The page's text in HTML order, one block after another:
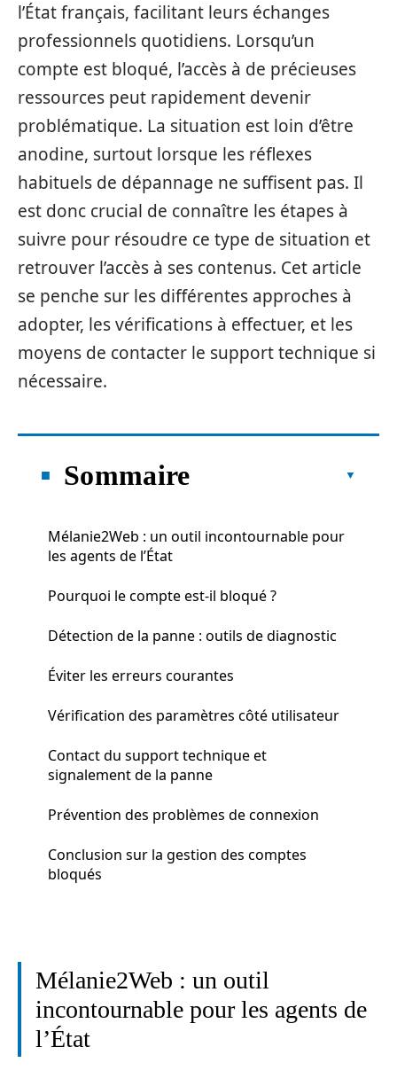
l’État français, facilitant leurs échanges
professionnels quotidiens. Lorsqu’un
compte est bloqué, l’accès à de précieuses
ressources peut rapidement devenir
problématique. La situation est loin d’être
anodine, surtout lorsque les réflexes
habituels de dépannage ne suffisent pas. Il
est donc crucial de connaître les étapes à
suivre pour résoudre ce type de situation et
retrouver l’accès à ses contenus. Cet article
se penche sur les différentes approches à
adopter, les vérifications à effectuer, et les
moyens de contacter le support technique si
nécessaire.
Sommaire
Mélanie2Web : un outil incontournable pour
les agents de l’État
Pourquoi le compte est-il bloqué ?
Détection de la panne : outils de diagnostic
Éviter les erreurs courantes
Vérification des paramètres côté utilisateur
Contact du support technique et
signalement de la panne
Prévention des problèmes de connexion
Conclusion sur la gestion des comptes
bloqués
Mélanie2Web : un outil
incontournable pour les agents de
l’État